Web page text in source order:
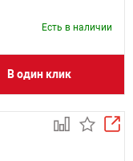
Есть в наличии
В один клик